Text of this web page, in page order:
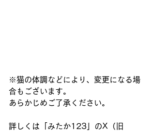
※猫の体調などにより、変更になる場
合もございます。
あらかじめご了承ください。
詳しくは「みたか123」のX（旧